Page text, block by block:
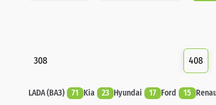
308 408
LADA (ВАЗ) 71 Kia 23 Hyundai 17 Ford 15